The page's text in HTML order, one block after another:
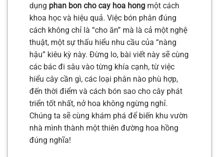
dụng phan bon cho cay hoa hong một cách
khoa học và hiệu quả. Việc bón phân đúng
cách không chỉ là “cho ăn” mà là cả một nghệ
thuật, một sự thấu hiểu nhu cầu của “nàng
hậu” kiêu kỳ này. Đừng lo, bài viết này sẽ cùng
các bác đi sâu vào từng khía cạnh, từ việc
hiểu cây cần gì, các loại phân nào phù hợp,
đến thời điểm và cách bón sao cho cây phát
triển tốt nhất, nở hoa không ngừng nghỉ.
Chúng ta sẽ cùng khám phá để biến khu vườn
nhà mình thành một thiên đường hoa hồng
đúng nghĩa!